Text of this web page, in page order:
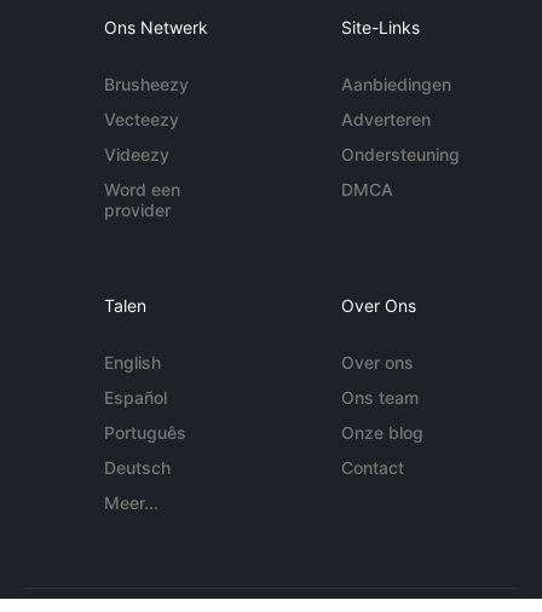
Ons Netwerk
Brusheezy
Vecteezy
Videezy
Word een
provider
Site-Links
Aanbiedingen
Adverteren
Ondersteuning
DMCA
Talen
English
Español
Português
Deutsch
Meer...
Over Ons
Over ons
Ons team
Onze blog
Contact